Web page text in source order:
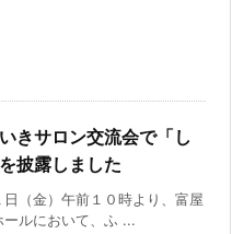
きサロン交流会で「し
披露しました
（金）午前１０時より、富屋
ルにおいて、ふ ...